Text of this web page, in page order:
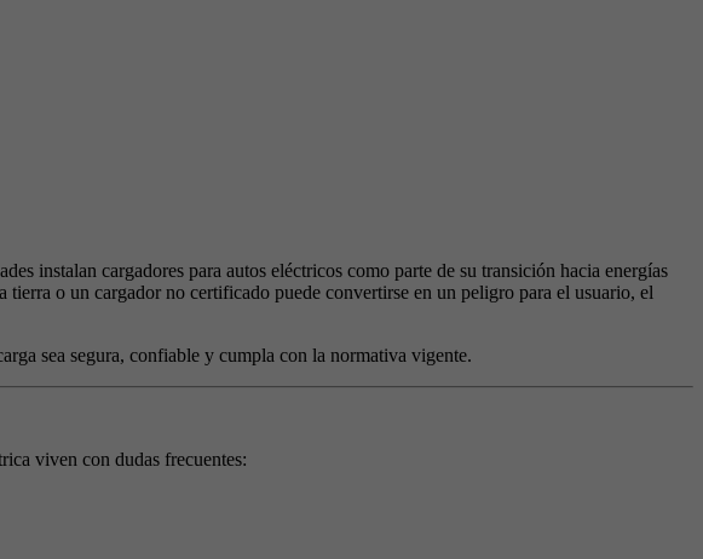
instalan cargadores para autos eléctricos como parte de su transición hacia energías
o un cargador no certificado puede convertirse en un peligro para el usuario, el
sea segura, confiable y cumpla con la normativa vigente.
viven con dudas frecuentes: